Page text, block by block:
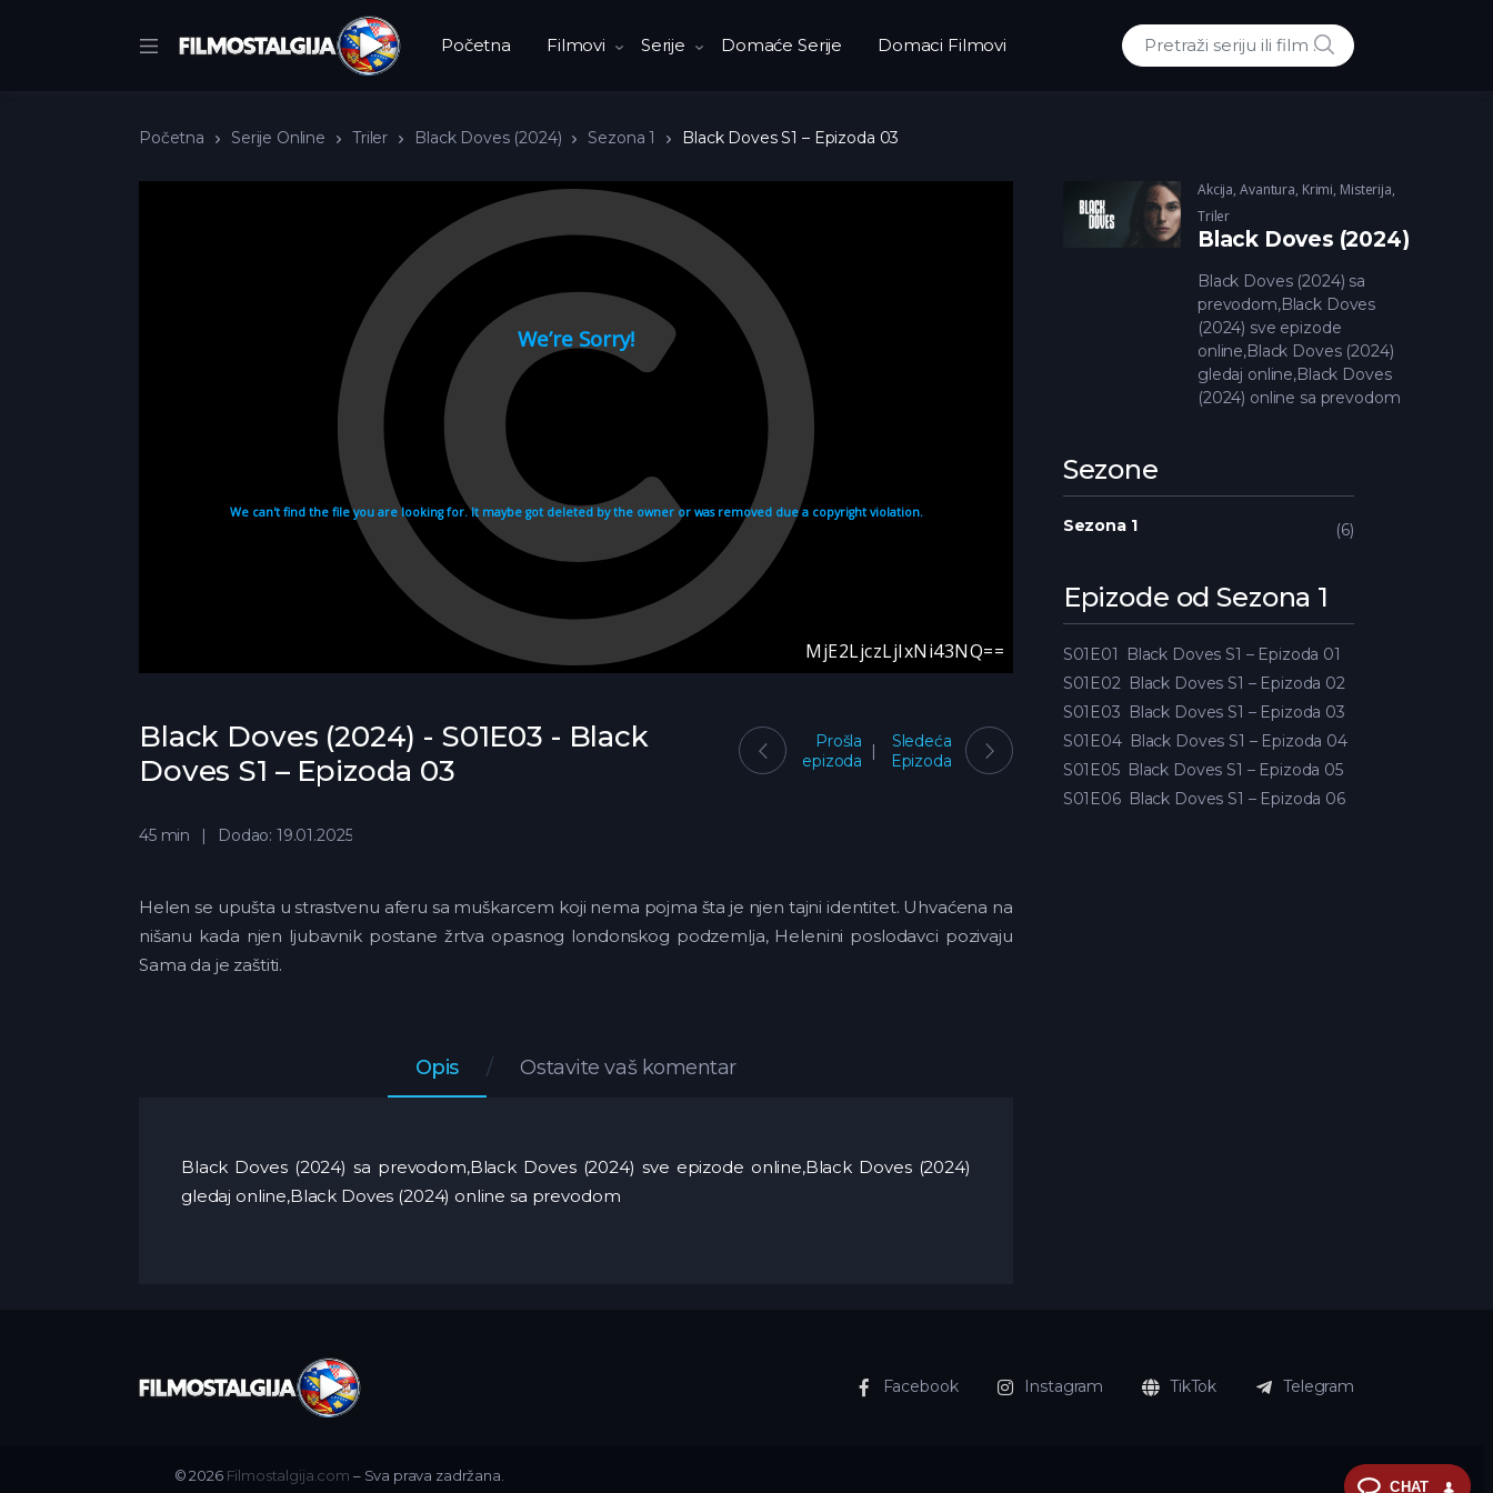
Početna Filmovi Serije Domaće Serije Domaci Filmovi
Traži:
POTRAZI
Početna Serije Online Triler Black Doves (2024) Sezona 1 Black Doves S1 – Epizoda 03
Black Doves (2024) - S01E03 - Black
Doves S1 – Epizoda 03
Prošla
epizoda
Sledeća
Epizoda
45 min Dodao: 19.01.2025
Helen se upušta u strastvenu aferu sa muškarcem koji nema pojma šta je njen tajni identitet. Uhvaćena na
nišanu kada njen ljubavnik postane žrtva opasnog londonskog podzemlja, Helenini poslodavci pozivaju
Sama da je zaštiti.
Opis Ostavite vaš komentar
Black Doves (2024) sa prevodom,Black Doves (2024) sve epizode online,Black Doves (2024)
gledaj online,Black Doves (2024) online sa prevodom
Akcija, Avantura, Krimi, Misterija,
Triler
Black Doves (2024)
Black Doves (2024) sa
prevodom,Black Doves
(2024) sve epizode
online,Black Doves (2024)
gledaj online,Black Doves
(2024) online sa prevodom
Sezone
Sezona 1 6
Epizode od Sezona 1
S01E01
Black Doves S1 – Epizoda 01
S01E02 Black Doves S1 – Epizoda 02
S01E03 Black Doves S1 – Epizoda 03
S01E04 Black Doves S1 – Epizoda 04
S01E05 Black Doves S1 – Epizoda 05
S01E06 Black Doves S1 – Epizoda 06
Facebook Instagram TikTok Telegram
© 2026 Filmostalgija.com – Sva prava zadržana.
CHAT